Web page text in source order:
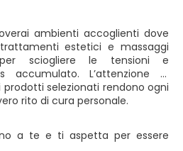
ambienti accoglienti dove
estetici e massaggi
sciogliere le tensioni e
accumulato. L’attenzione al
selezionati rendono ogni
rito di cura personale.
a te e ti aspetta per essere